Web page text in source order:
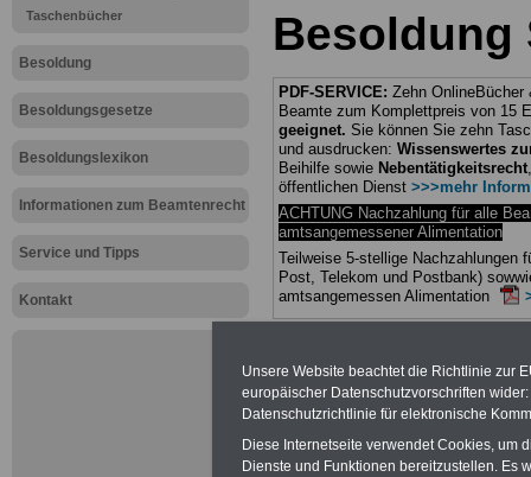
Taschenbücher
Besoldung
Besoldungsgesetze
Besoldungslexikon
Informationen zum Beamtenrecht
Service und Tipps
Kontakt
Besoldung
PDF-SERVICE: Zehn
Beamte zum Komplettpreis von 15
geeignet. Sie können Sie zehn
und ausdrucken: Wissenswertes
Beihilfe sowie Nebentätigkeitsrecht
öffentlichen Dienst >>>mehr
ACHTUNG Nachzahlung für alle
amtsangemessener Alimentation
Teilweise 5-stellige Nachzahlungen
Post, Telekom und Postbank)
amtsangemessen Alimentation
abschließen!
Unsere Website beachtet die Richtlinie zur
europäischer Datenschutzvorschriften
Datenschutzrichtlinie für elektronische
Diese Internetseite verwendet Cookies, um
Dienste und Funktionen bereitzustellen. Es